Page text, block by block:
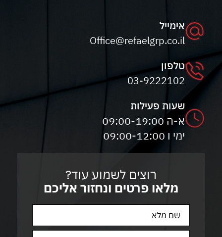
אימייל
Office@refaelgrp.co.il
טלפון
03-9222102
שעות פעילות
א-ה 09:00-19:00
ימי ו 09:00-12:00
רוצים לשמוע עוד?
מלאו פרטים ונחזור אליכם